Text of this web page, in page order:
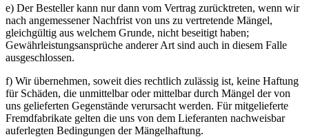
e) Der Besteller kann nur dann vom Vertrag zurücktreten, wenn wir
nach angemessener Nachfrist von uns zu vertretende Mängel,
gleichgültig aus welchem Grunde, nicht beseitigt haben;
Gewährleistungsansprüche anderer Art sind auch in diesem Falle
ausgeschlossen.
f) Wir übernehmen, soweit dies rechtlich zulässig ist, keine Haftung
für Schäden, die unmittelbar oder mittelbar durch Mängel der von
uns gelieferten Gegenstände verursacht werden. Für mitgelieferte
Fremdfabrikate gelten die uns von dem Lieferanten nachweisbar
auferlegten Bedingungen der Mängelhaftung.